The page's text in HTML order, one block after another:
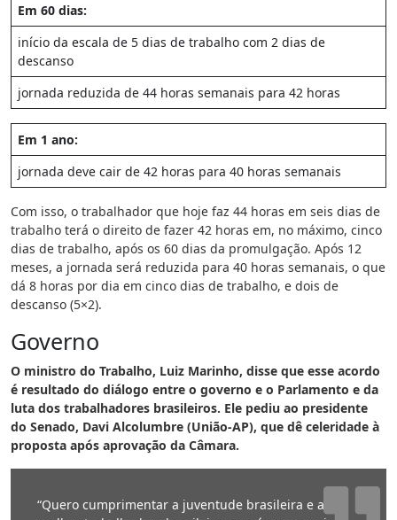
Em 60 dias:
início da escala de 5 dias de trabalho com 2 dias de
descanso
jornada reduzida de 44 horas semanais para 42 horas
Em 1 ano:
jornada deve cair de 42 horas para 40 horas semanais
Com isso, o trabalhador que hoje faz 44 horas em seis dias de
trabalho terá o direito de fazer 42 horas em, no máximo, cinco
dias de trabalho, após os 60 dias da promulgação. Após 12
meses, a jornada será reduzida para 40 horas semanais, o que
dá 8 horas por dia em cinco dias de trabalho, e dois de
descanso (5×2).
Governo
O ministro do Trabalho, Luiz Marinho, disse que esse acordo
é resultado do diálogo entre o governo e o Parlamento e da
luta dos trabalhadores brasileiros. Ele pediu ao presidente
do Senado, Davi Alcolumbre (União-AP), que dê celeridade à
proposta após aprovação da Câmara.
“Quero cumprimentar a juventude brasileira e a